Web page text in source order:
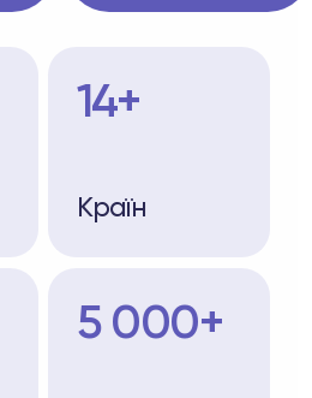
14+
Країн
5 000+